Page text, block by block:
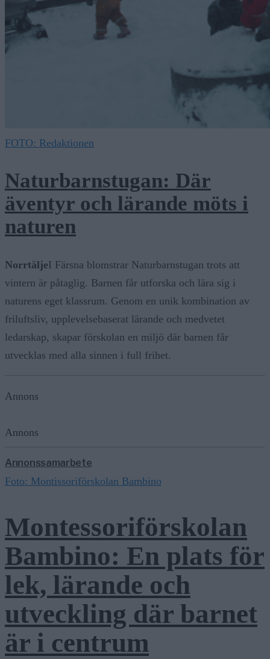
FOTO: Redaktionen
Naturbarnstugan: Där
äventyr och lärande möts i
naturen
NorrtäljeI Färsna blomstrar Naturbarnstugan trots att
vintern är påtaglig. Barnen får utforska och lära sig i
naturens eget klassrum. Genom en unik kombination av
friluftsliv, upplevelsebaserat lärande och medvetet
ledarskap, skapar förskolan en miljö där barnen får
utvecklas med alla sinnen i full frihet.
Annons
Annons
Annonssamarbete
Foto: Montissoriförskolan Bambino
Montessoriförskolan
Bambino: En plats för
lek, lärande och
utveckling där barnet
är i centrum